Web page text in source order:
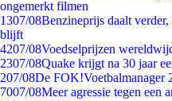
ongemerkt filmen
1307/08Benzineprijs daalt
blijft
4207/08Voedselprijzen
2307/08Quake krijgt na 30 jaar
207/08De FOK!Voetbalmanager
7007/08Meer agressie tegen een